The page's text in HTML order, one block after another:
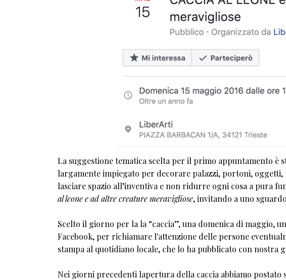
La suggestione tematica scelta per il primo appuntamento è
largamente impiegato per decorare palazzi, portoni,
lasciare spazio all’inventiva e non ridurre ogni cosa a pura
al leone e ad altre creature meravigliose, invitando a uno
Scelto il giorno per la la “caccia”, una domenica di maggio,
Facebook, per richiamare l'attenzione delle persone
stampa al quotidiano locale, che lo ha pubblicato con nostra
Nei giorni precedenti lapertura della caccia abbiamo postato